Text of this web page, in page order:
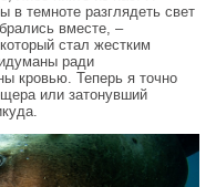
темноте разглядеть свет
вместе, –
стал жестким
ради
кровью. Теперь я точно
или затонувший